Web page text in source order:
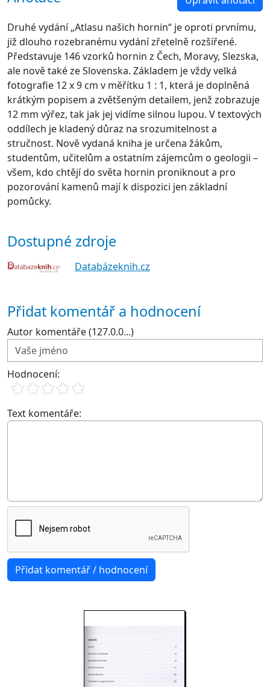
Druhé vydání „Atlasu našich hornin“ je oproti prvnímu,
již dlouho rozebranému vydání zřetelně rozšířené.
Představuje 146 vzorků hornin z Čech, Moravy, Slezska,
ale nově také ze Slovenska. Základem je vždy velká
fotografie 12 x 9 cm v měřítku 1 : 1, která je doplněná
krátkým popisem a zvětšeným detailem, jenž zobrazuje
12 mm výřez, tak jak jej vidíme silnou lupou. V textových
oddílech je kladený důraz na srozumitelnost a
stručnost. Nově vydaná kniha je určena žákům,
studentům, učitelům a ostatním zájemcům o geologii –
všem, kdo chtějí do světa hornin proniknout a pro
pozorování kamenů mají k dispozici jen základní
pomůcky.
Dostupné zdroje
Databázeknih.cz
Přidat komentář a hodnocení
Autor komentáře (127.0.0...)
Hodnocení:
Text komentáře: